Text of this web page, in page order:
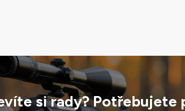
si rady? Potřebujete